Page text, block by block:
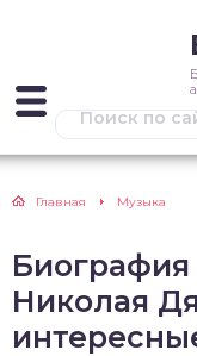
Главная Музыка
Николая